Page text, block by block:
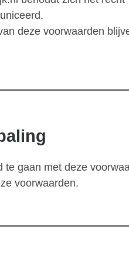
deze voorwaarden
te gaan met deze
voorwaarden.